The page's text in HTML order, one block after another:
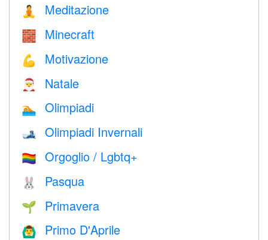
🧘 Meditazione
🧱 Minecraft
💪 Motivazione
🎅 Natale
🏊 Olimpiadi
🎿 Olimpiadi Invernali
🏳️‍🌈 Orgoglio / Lgbtq+
🐰 Pasqua
🌱 Primavera
🙆‍♂️ Primo D'Aprile